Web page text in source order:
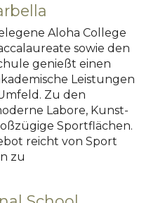
Aloha College
sowie den
genießt einen
Leistungen
Zu den
Labore, Kunst-
Sportflächen.
reicht von Sport
zu